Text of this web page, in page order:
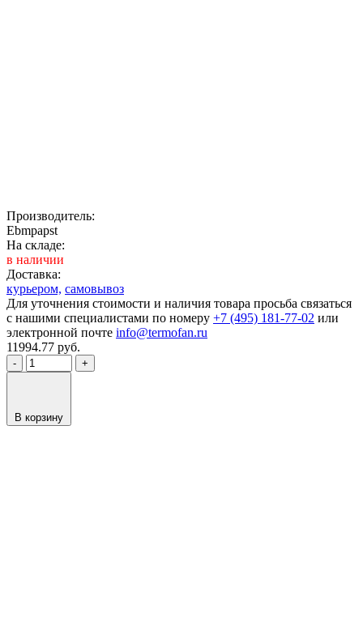
Производитель:
Ebmpapst
На складе:
в наличии
Доставка:
курьером, самовывоз
Для уточнения стоимости и наличия товара просьба связаться
с нашими специалистами по номеру +7 (495) 181-77-02 или
электронной почте info@termofan.ru
11994.77 руб.
- +
В корзину